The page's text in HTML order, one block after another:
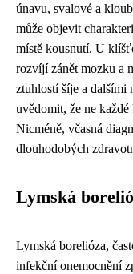
únavu, svalové a
může objevit
místě kousnutí. U
rozvíjí zánět mozku a
ztuhlostí šíje a dalšími
uvědomit, že ne
Nicméně, včasná
dlouhodobých
Lymská
Lymská borelióza,
infekční onemocnění